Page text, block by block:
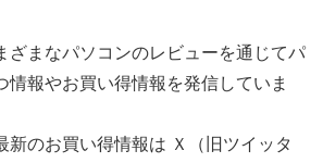
ざまなパソコンのレビューを通じてパ
情報やお買い得情報を発信していま
新のお買い得情報は Ｘ（旧ツイッタ